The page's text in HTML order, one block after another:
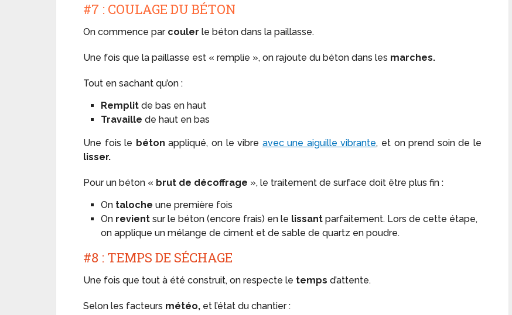
#7 : COULAGE DU BÉTON
On commence par couler le béton dans la paillasse.
Une fois que la paillasse est « remplie », on rajoute du béton dans les marches.
Tout en sachant qu’on :
Remplit de bas en haut
Travaille de haut en bas
Une fois le béton appliqué, on le vibre avec une aiguille vibrante, et on prend soin de le
lisser.
Pour un béton « brut de décoffrage », le traitement de surface doit être plus fin :
On taloche une première fois
On revient sur le béton (encore frais) en le lissant parfaitement. Lors de cette étape,
on applique un mélange de ciment et de sable de quartz en poudre.
#8 : TEMPS DE SÉCHAGE
Une fois que tout à été construit, on respecte le temps d’attente.
Selon les facteurs météo, et l’état du chantier :